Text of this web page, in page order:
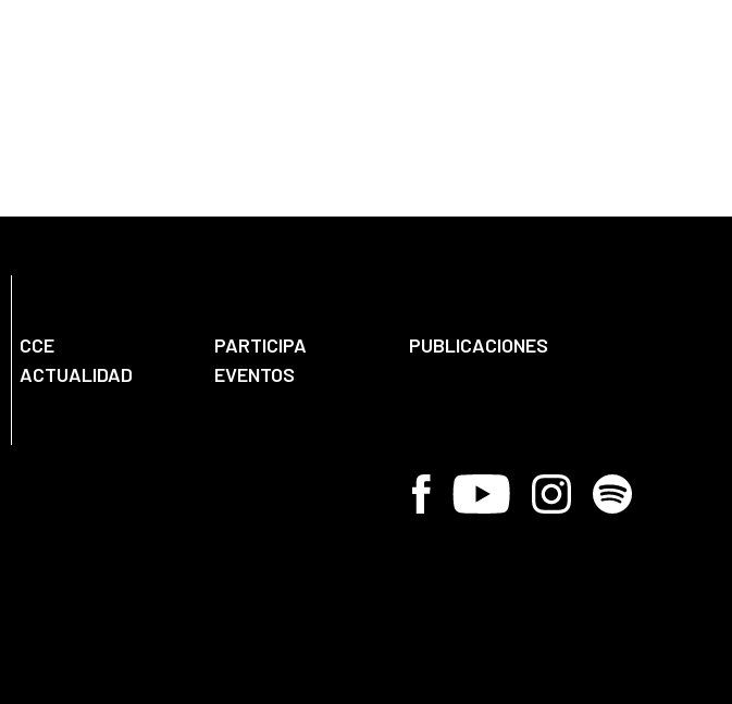
CCE PARTICIPA
PUBLICACIONES
ACTUALIDAD
EVENTOS
Facebook
Youtube InstagramSpotify